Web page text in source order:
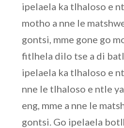
ipelaela ka tlhaloso e
motho a nne le
gontsi, mme gone go
fitlhela dilo tse a di
ipelaela ka tlhaloso e
nne le tlhaloso e ntle
eng, mme a nne le
gontsi. Go ipelaela